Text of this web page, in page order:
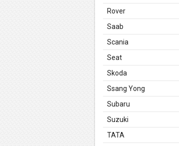
Rover
Saab
Scania
Seat
Skoda
Ssang Yong
Subaru
Suzuki
TATA